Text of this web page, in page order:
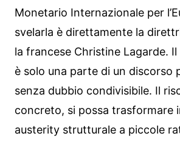
Monetario Internazionale per
svelarla è direttamente la
la francese Christine Lagarde.
è solo una parte di un discorso
senza dubbio condivisibile. Il
concreto, si possa trasformare
austerity strutturale a piccole